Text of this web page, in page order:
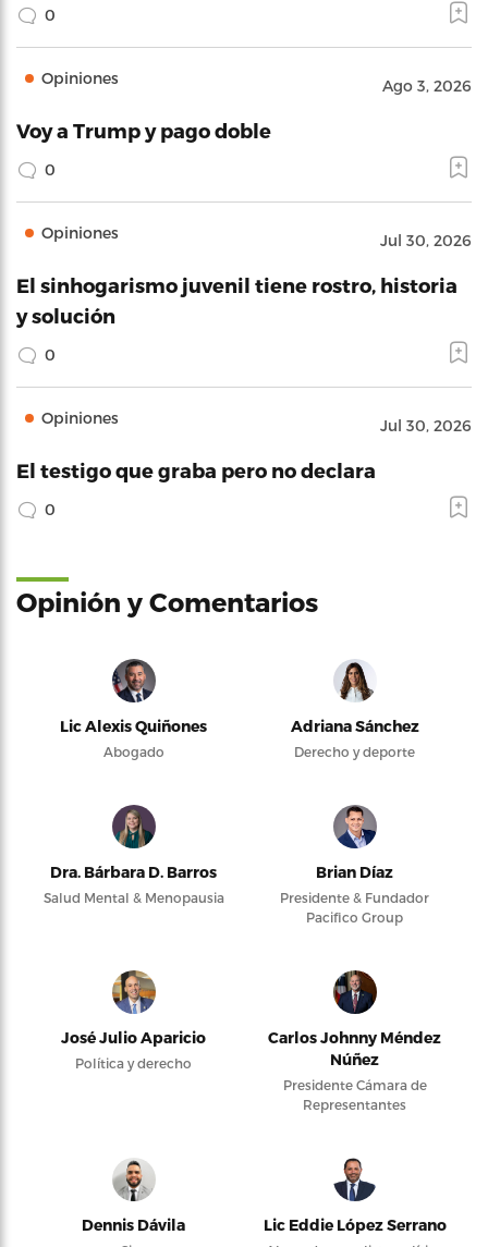
0
Opiniones Ago 3, 2026
Voy a Trump y pago doble
0
Opiniones Jul 30, 2026
El sinhogarismo juvenil tiene rostro, historia
y solución
0
Opiniones Jul 30, 2026
El testigo que graba pero no declara
0
Opinión y Comentarios
Lic Alexis Quiñones
Abogado
Adriana Sánchez
Derecho y deporte
Dra. Bárbara D. Barros
Salud Mental & Menopausia
Brian Díaz
Presidente & Fundador
Pacifico Group
José Julio Aparicio
Política y derecho
Carlos Johnny Méndez
Núñez
Presidente Cámara de
Representantes
Dennis Dávila Lic Eddie López Serrano